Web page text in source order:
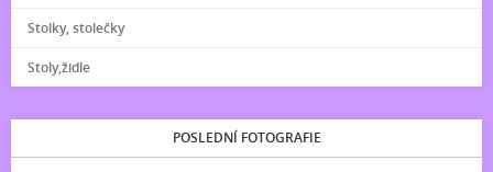
Stolky, stolečky
Stoly,židle
POSLEDNÍ FOTOGRAFIE